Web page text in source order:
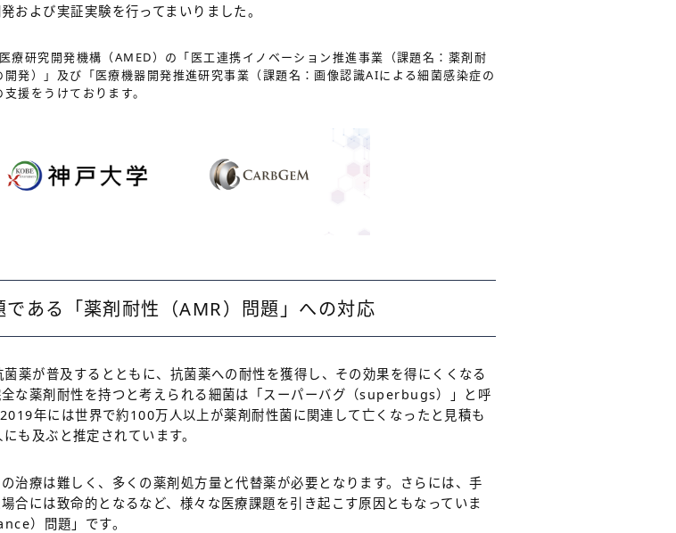
および実証実験を行ってまいりました。
研究開発機構（AMED）の「医工連携イノベーション推進事業（課題名：薬剤耐
発）」及び「医療機器開発推進研究事業（課題名：画像認識AIによる細菌感染症の
援をうけております。
ある「薬剤耐性（AMR）問題」への対応
薬が普及するとともに、抗菌薬への耐性を獲得し、その効果を得にくくなる
全な薬剤耐性を持つと考えられる細菌は「スーパーバグ（superbugs）」と呼
年には世界で約100万人以上が薬剤耐性菌に関連して亡くなったと見積も
も及ぶと推定されています。
治療は難しく、多くの薬剤処方量と代替薬が必要となります。さらには、手
合には致命的となるなど、様々な医療課題を引き起こす原因ともなっていま
）問題」です。